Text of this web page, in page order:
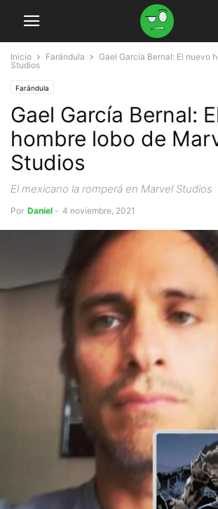
Inicio Farándula
Gael García Bernal: El nuevo
Studios
Farándula
Gael García Bernal:
hombre lobo de
Studios
El mexicano la romperá en Marvel Studios
Por Daniel - 4 noviembre, 2021